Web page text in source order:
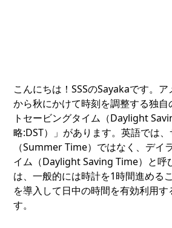
こんにちは！SSSのSayakaです。
から秋にかけて時刻を調整する独自
トセービングタイム（Daylight
略:DST）」があります。英語では
（Summer Time）ではなく、デイ
イム（Daylight Saving Time）と呼
は、一般的には時計を1時間進める
を導入して日中の時間を有効利用す
す。